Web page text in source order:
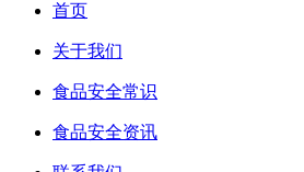
首页
关于我们
食品安全常识
食品安全资讯